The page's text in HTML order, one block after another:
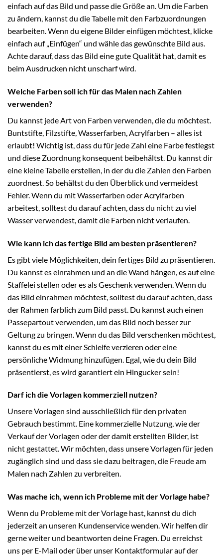
einfach auf das Bild und passe die Größe an. Um die Farben
zu ändern, kannst du die Tabelle mit den Farbzuordnungen
bearbeiten. Wenn du eigene Bilder einfügen möchtest, klicke
einfach auf „Einfügen“ und wähle das gewünschte Bild aus.
Achte darauf, dass das Bild eine gute Qualität hat, damit es
beim Ausdrucken nicht unscharf wird.
Welche Farben soll ich für das Malen nach Zahlen
verwenden?
Du kannst jede Art von Farben verwenden, die du möchtest.
Buntstifte, Filzstifte, Wasserfarben, Acrylfarben – alles ist
erlaubt! Wichtig ist, dass du für jede Zahl eine Farbe festlegst
und diese Zuordnung konsequent beibehältst. Du kannst dir
eine kleine Tabelle erstellen, in der du die Zahlen den Farben
zuordnest. So behältst du den Überblick und vermeidest
Fehler. Wenn du mit Wasserfarben oder Acrylfarben
arbeitest, solltest du darauf achten, dass du nicht zu viel
Wasser verwendest, damit die Farben nicht verlaufen.
Wie kann ich das fertige Bild am besten präsentieren?
Es gibt viele Möglichkeiten, dein fertiges Bild zu präsentieren.
Du kannst es einrahmen und an die Wand hängen, es auf eine
Staffelei stellen oder es als Geschenk verwenden. Wenn du
das Bild einrahmen möchtest, solltest du darauf achten, dass
der Rahmen farblich zum Bild passt. Du kannst auch einen
Passepartout verwenden, um das Bild noch besser zur
Geltung zu bringen. Wenn du das Bild verschenken möchtest,
kannst du es mit einer Schleife verzieren oder eine
persönliche Widmung hinzufügen. Egal, wie du dein Bild
präsentierst, es wird garantiert ein Hingucker sein!
Darf ich die Vorlagen kommerziell nutzen?
Unsere Vorlagen sind ausschließlich für den privaten
Gebrauch bestimmt. Eine kommerzielle Nutzung, wie der
Verkauf der Vorlagen oder der damit erstellten Bilder, ist
nicht gestattet. Wir möchten, dass unsere Vorlagen für jeden
zugänglich sind und dass sie dazu beitragen, die Freude am
Malen nach Zahlen zu verbreiten.
Was mache ich, wenn ich Probleme mit der Vorlage habe?
Wenn du Probleme mit der Vorlage hast, kannst du dich
jederzeit an unseren Kundenservice wenden. Wir helfen dir
gerne weiter und beantworten deine Fragen. Du erreichst
uns per E-Mail oder über unser Kontaktformular auf der